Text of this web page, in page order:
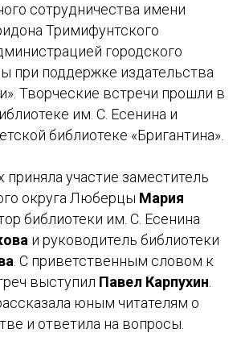
сотрудничества имени
Тримифунтского
городского
при поддержке издательства
Творческие встречи прошли в
им. С. Есенина и
библиотеке «Бригантина».
приняла участие заместитель
округа Люберцы Мария
библиотеки им. С. Есенина
и руководитель библиотеки
. С приветственным словом к
выступил Павел Карпухин
юным читателям о
и ответила на вопросы.